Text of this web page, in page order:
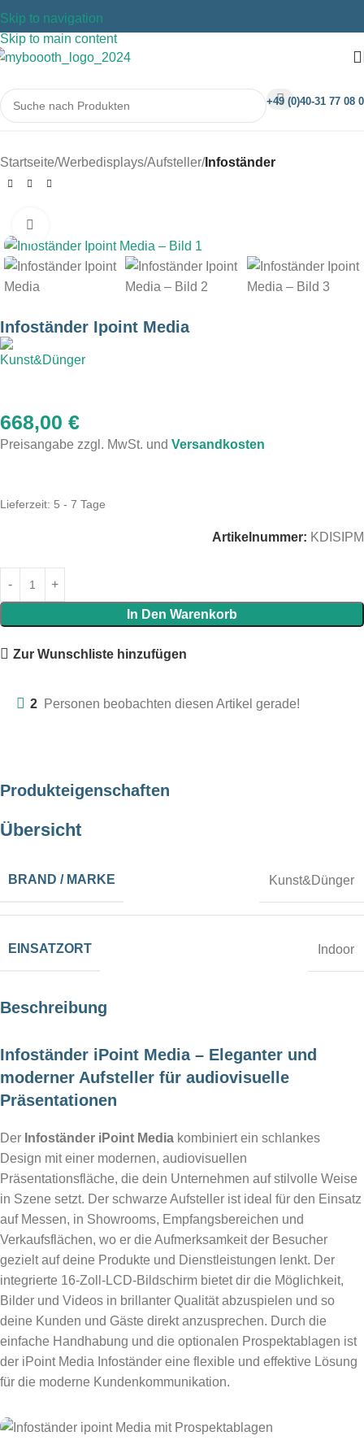
Skip to navigation
Skip to main content
+49 (0)40-31 77 08 0
Startseite Werbedisplays Aufsteller Infoständer
Infoständer Ipoint Media
668,00 €
Preisangabe zzgl. MwSt. und Versandkosten
Lieferzeit: 5 - 7 Tage
Artikelnummer: KDISIPM
In Den Warenkorb
Zur Wunschliste hinzufügen
2 Personen beobachten diesen Artikel gerade!
Beschreibung
Infoständer iPoint Media – Eleganter und
moderner Aufsteller für audiovisuelle
Präsentationen
Der Infoständer iPoint Media kombiniert ein schlankes
Design mit einer modernen, audiovisuellen
Präsentationsfläche, die dein Unternehmen auf stilvolle Weise
in Szene setzt. Der schwarze Aufsteller ist ideal für den Einsatz
auf Messen, in Showrooms, Empfangsbereichen und
Verkaufsflächen, wo er die Aufmerksamkeit der Besucher
gezielt auf deine Produkte und Dienstleistungen lenkt. Der
integrierte 16-Zoll-LCD-Bildschirm bietet dir die Möglichkeit,
Bilder und Videos in brillanter Qualität abzuspielen und so
deine Kunden und Gäste direkt anzusprechen. Durch die
einfache Handhabung und die optionalen Prospektablagen ist
der iPoint Media Infoständer eine flexible und effektive Lösung
für die moderne Kundenkommunikation.
Produkteigenschaften
Übersicht
BRAND / MARKE Kunst&Dünger
EINSATZORT Indoor